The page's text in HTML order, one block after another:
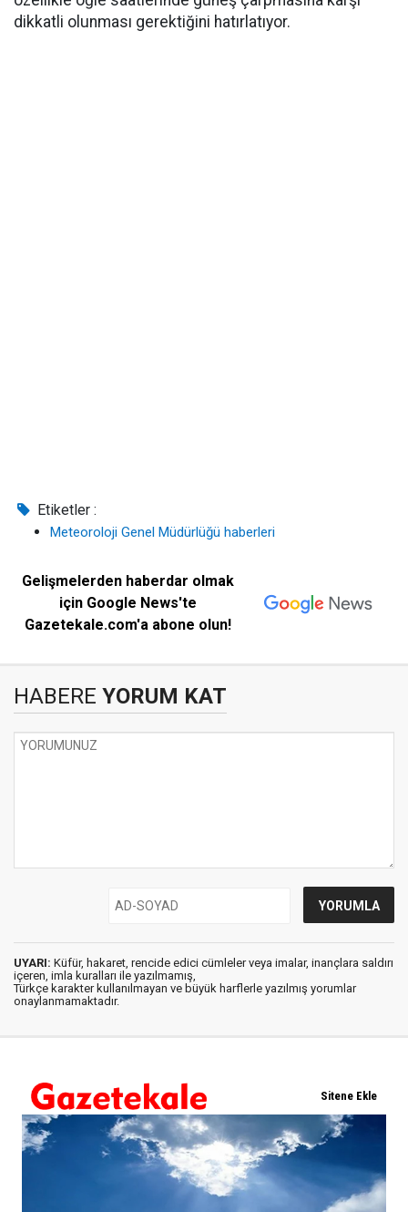
dikkatli olunması gerektiğini hatırlatıyor.
Etiketler :
Meteoroloji Genel Müdürlüğü haberleri
Gelişmelerden haberdar olmak
için Google News'te
Gazetekale.com'a abone olun!
HABERE YORUM KAT
UYARI: Küfür, hakaret, rencide edici cümleler veya imalar, inançlara saldırı
içeren, imla kuralları ile yazılmamış,
Türkçe karakter kullanılmayan ve büyük harflerle yazılmış yorumlar
onaylanmamaktadır.